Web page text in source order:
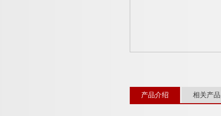
产品介绍 相关产品